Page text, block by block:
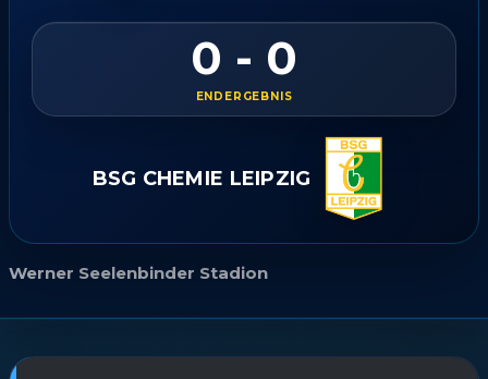
0 - 0
ENDERGEBNIS
BSG CHEMIE LEIPZIG
Werner Seelenbinder Stadion